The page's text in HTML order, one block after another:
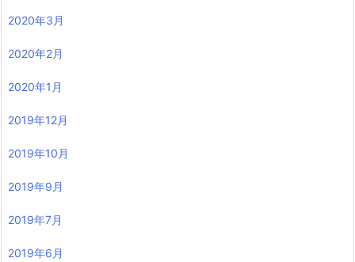
2020年3月
2020年2月
2020年1月
2019年12月
2019年10月
2019年9月
2019年7月
2019年6月